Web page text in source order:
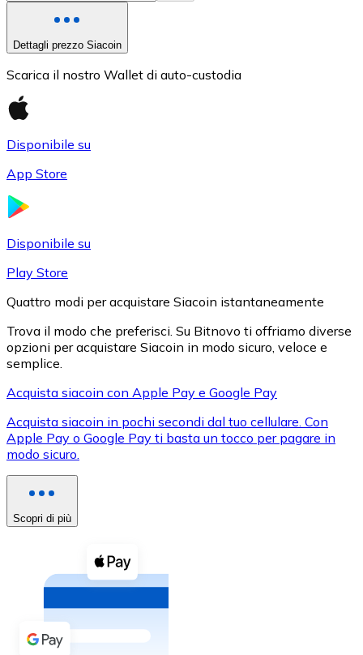
XRP
XRP
Vedi tutto
Buoni cripto
Acquista criptovalute in contanti e altri mezzi di
Acquista con contanti
Bonifico SEPA
Dettagli prezzo Siacoin
Scarica il nostro Wallet di auto-custodia
Disponibile su
App Store
Disponibile su
Play Store
Quattro modi per acquistare Siacoin istantaneamente
Trova il modo che preferisci. Su Bitnovo ti offriamo diverse
opzioni per acquistare Siacoin in modo sicuro, veloce e
semplice.
Acquista siacoin con Apple Pay e Google Pay
Acquista siacoin in pochi secondi dal tuo cellulare. Con
Apple Pay o Google Pay ti basta un tocco per pagare in
modo sicuro.
Scopri di più